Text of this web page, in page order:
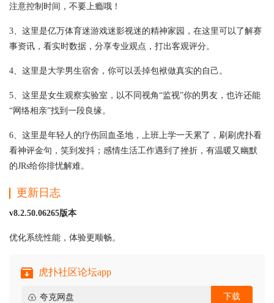
注意控制时间，不要上瘾哦！
3、这里是亿万体育迷游戏迷影视迷的精神家园，在这里可以了解赛
事资讯，看实时数据，分享专业观点，打出客观评分。
4、这里是大学男生宿舍，你可以丢掉包袱做真实的自己。
5、这里是女生观察实验室，以不同视角“监视”你的男友，也许还能
“网络相亲”找到一段良缘。
6、这里是年轻人的疗伤回血圣地，上班上学一天累了，刷刷虎扑看
看神评金句，笑到发抖；感情生活工作遇到了挫折，有温暖又幽默
的JRs给你排忧解难。
更新日志
v8.2.50.06265版本
优化系统性能，体验更顺畅。
虎扑社区论坛app
夸克网盘 下载